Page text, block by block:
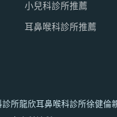
小兒科診所推薦
耳鼻喉科診所推薦
診所龍欣耳鼻喉科診所徐健倫